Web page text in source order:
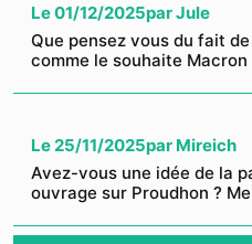
Le01/12/2025parJule
Que pensez vous du fait
comme le souhaite Macron
Le25/11/2025par Mireich
Avez-vous une idée de la
ouvrage sur Proudhon ?